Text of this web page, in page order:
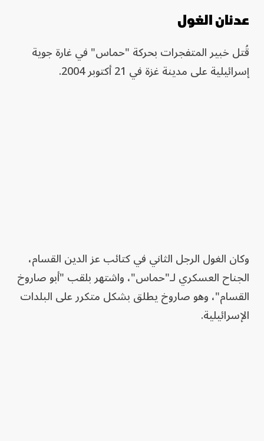
عدنان الغول
قُتل خبير المتفجرات بحركة "حماس" في غارة جوية
إسرائيلية على مدينة غزة في 21 أكتوبر 2004.
وكان الغول الرجل الثاني في كتائب عز الدين القسام،
الجناح العسكري لـ"حماس"، واشتهر بلقب "أبو صاروخ
القسام"، وهو صاروخ يطلق بشكل متكرر على البلدات
الإسرائيلية.